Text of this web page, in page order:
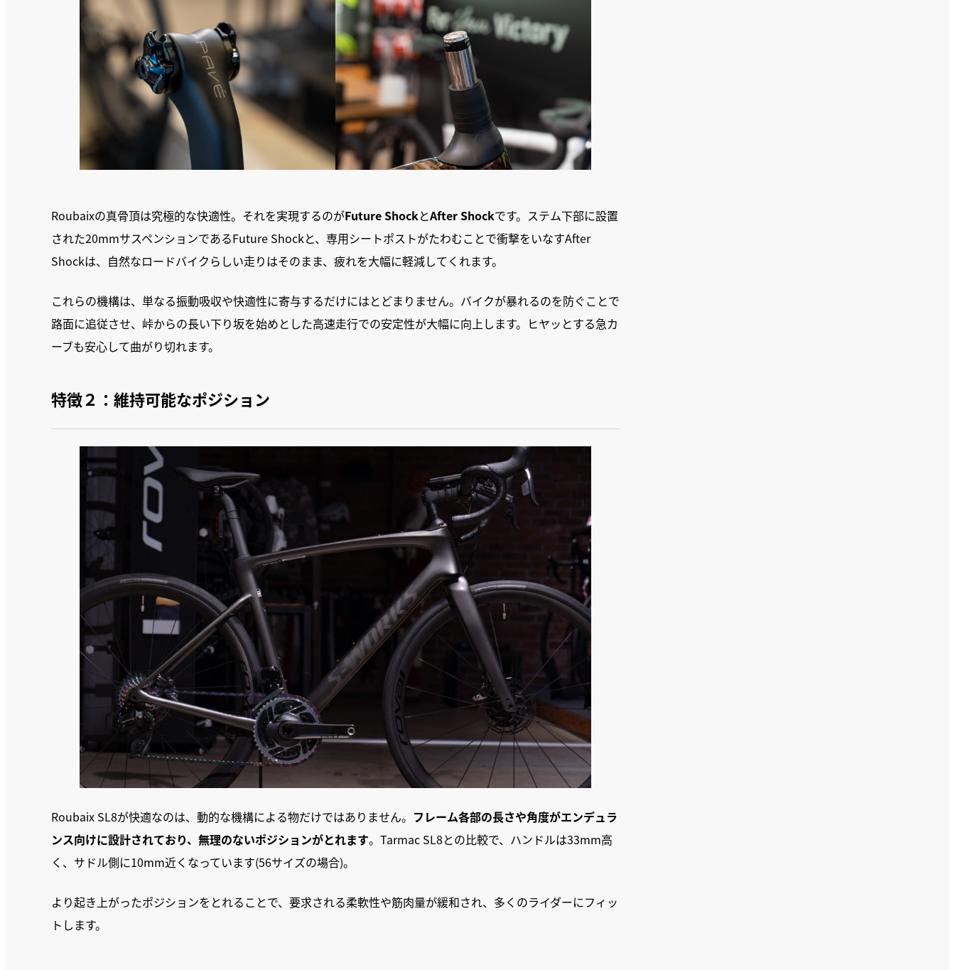
Roubaixの真骨頂は究極的な快適性。それを実現するのがFuture ShockとAfter Shockです。ステム下部に設置
された20mmサスペンションであるFuture Shockと、専用シートポストがたわむことで衝撃をいなすAfter
Shockは、自然なロードバイクらしい走りはそのまま、疲れを大幅に軽減してくれます。
これらの機構は、単なる振動吸収や快適性に寄与するだけにはとどまりません。バイクが暴れるのを防ぐことで
路面に追従させ、峠からの長い下り坂を始めとした高速走行での安定性が大幅に向上します。ヒヤッとする急カ
ーブも安心して曲がり切れます。
特徴２：維持可能なポジション
Roubaix SL8が快適なのは、動的な機構による物だけではありません。 フレーム各部の長さや角度がエンデュラ
ンス向けに設計されており、無理のないポジションがとれます。Tarmac SL8との比較で、ハンドルは33mm高
く、サドル側に10mm近くなっています(56サイズの場合)。
より起き上がったポジションをとれることで、要求される柔軟性や筋肉量が緩和され、多くのライダーにフィッ
トします。